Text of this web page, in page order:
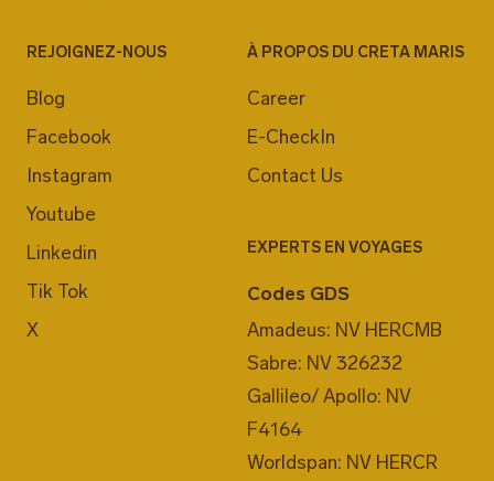
REJOIGNEZ-NOUS
Blog
Facebook
Instagram
Youtube
Linkedin
Tik Tok
X
À PROPOS DU CRETA MARIS
Career
E-CheckIn
Contact Us
EXPERTS EN VOYAGES
Codes GDS
Amadeus: NV HERCMB
Sabre: NV 326232
Gallileo/ Apollo: NV
F4164
Worldspan: NV HERCR